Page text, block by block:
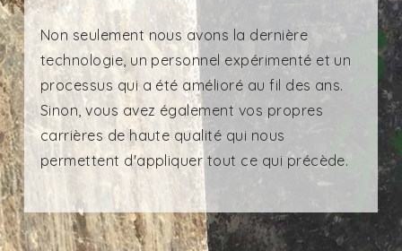
Non seulement nous avons la dernière
technologie, un personnel expérimenté et un
processus qui a été amélioré au fil des ans.
Sinon, vous avez également vos propres
carrières de haute qualité qui nous
permettent d'appliquer tout ce qui précède.